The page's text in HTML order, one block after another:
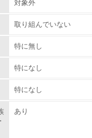
定期的に検証して次の活動
て自分の業務の中で行う
ログラムを導入している
対象外
取り組んでいない
特に無し
特になし
特になし
あり